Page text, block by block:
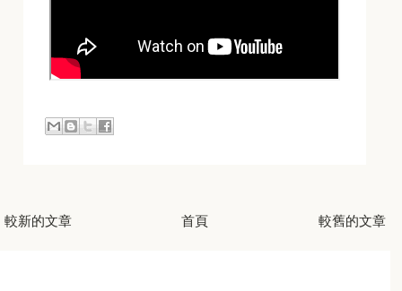
較新的文章 較舊的文章
首頁